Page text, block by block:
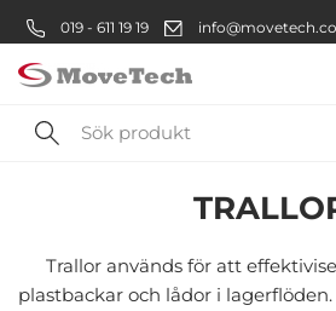
019 - 611 19 19
Sök
produktLager Plastlådor
Trallor används för att
plastbackar och lådor i
Välkommen! Välj
handla: